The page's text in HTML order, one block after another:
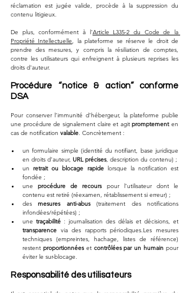
réclamation est jugée valide, procède à la suppression du
contenu litigieux.
De plus, conformément à l'Article L335-2 du Code de la
Propriété Intellectuelle, la plateforme se réserve le droit de
prendre des mesures, y compris la résiliation de comptes,
contre les utilisateurs qui enfreignent à plusieurs reprises les
droits d'auteur.
Procédure “notice & action” conforme
DSA
Pour conserver l’immunité d’hébergeur, la plateforme publie
une procédure de signalement claire et agit promptement en
cas de notification valable. Concrètement :
un formulaire simple (identité du notifiant, base juridique
en droits d’auteur, URL précises, description du contenu) ;
un retrait ou blocage rapide lorsque la notification est
fondée ;
une procédure de recours pour l’utilisateur dont le
contenu est retiré (réexamen, rétablissement si erreur) ;
des mesures anti-abus (traitement des notifications
infondées/répétées) ;
une traçabilité
transparence via des rapports périodiques.Les mesures
techniques (empreintes, hachage, listes de référence)
restent proportionnées et contrôlées par un humain pour
éviter le sur-blocage.
Responsabilité des utilisateurs